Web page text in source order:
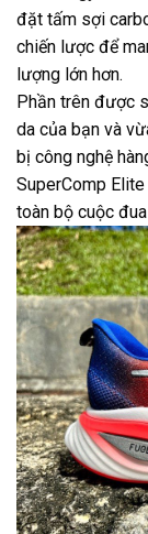
đặt tấm sợi
chiến lược để
lượng lớn hơn.
Phần trên được
da của bạn và
bị công nghệ
SuperComp
toàn bộ cuộc